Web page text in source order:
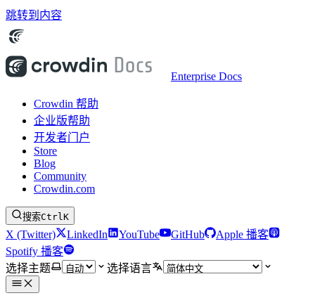
跳转到内容
Enterprise Docs
Crowdin 帮助
企业版帮助
开发者门户
Store
Blog
Community
Crowdin.com
搜索CtrlK
X (Twitter) LinkedIn YouTube GitHub
Apple 播客
Spotify 播客
选择主题
选择语言